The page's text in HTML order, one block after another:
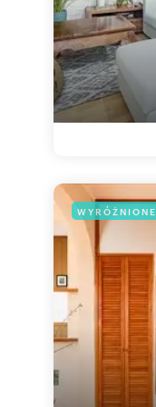
WYRÓŻNIONE